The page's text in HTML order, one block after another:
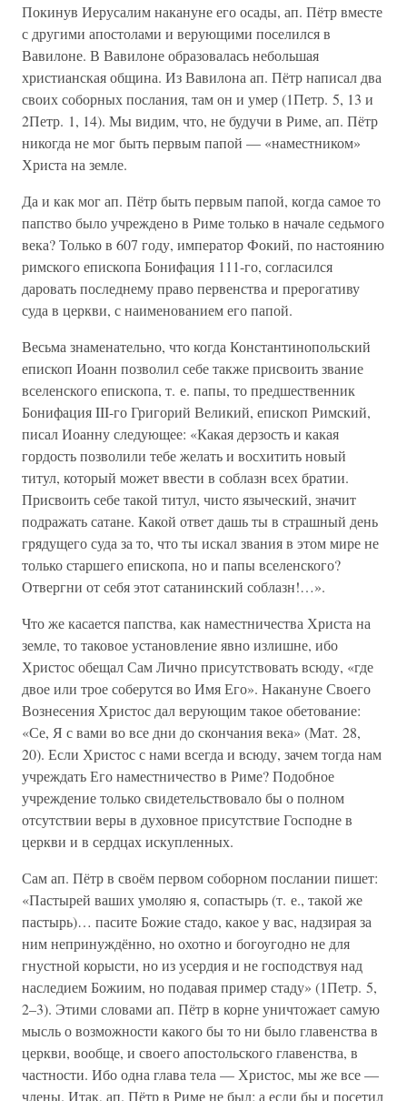
Покинув Иерусалим накануне его осады, ап. Пётр вместе
с другими апостолами и верующими поселился в
Вавилоне. В Вавилоне образовалась небольшая
христианская община. Из Вавилона ап. Пётр написал два
своих соборных послания, там он и умер (1Петр. 5, 13 и
2Петр. 1, 14). Мы видим, что, не будучи в Риме, ап. Пётр
никогда не мог быть первым папой — «наместником»
Христа на земле.
Да и как мог ап. Пётр быть первым папой, когда самое то
папство было учреждено в Риме только в начале седьмого
века? Только в 607 году, император Фокий, по настоянию
римского епископа Бонифация 111-го, согласился
даровать последнему право первенства и прерогативу
суда в церкви, с наименованием его папой.
Весьма знаменательно, что когда Константинопольский
епископ Иоанн позволил себе также присвоить звание
вселенского епископа, т. е. папы, то предшественник
Бонифация III-го Григорий Великий, епископ Римский,
писал Иоанну следующее: «Какая дерзость и какая
гордость позволили тебе желать и восхитить новый
титул, который может ввести в соблазн всех братии.
Присвоить себе такой титул, чисто языческий, значит
подражать сатане. Какой ответ дашь ты в страшный день
грядущего суда за то, что ты искал звания в этом мире не
только старшего епископа, но и папы вселенского?
Отвергни от себя этот сатанинский соблазн!…».
Что же касается папства, как наместничества Христа на
земле, то таковое установление явно излишне, ибо
Христос обещал Сам Лично присутствовать всюду, «где
двое или трое соберутся во Имя Его». Накануне Своего
Вознесения Христос дал верующим такое обетование:
«Се, Я с вами во все дни до скончания века» (Мат. 28,
20). Если Христос с нами всегда и всюду, зачем тогда нам
учреждать Его наместничество в Риме? Подобное
учреждение только свидетельствовало бы о полном
отсутствии веры в духовное присутствие Господне в
церкви и в сердцах искупленных.
Сам ап. Пётр в своём первом соборном послании пишет:
«Пастырей ваших умоляю я, сопастырь (т. е., такой же
пастырь)… пасите Божие стадо, какое у вас, надзирая за
ним непринуждённо, но охотно и богоугодно не для
гнустной корысти, но из усердия и не господствуя над
наследием Божиим, но подавая пример стаду» (1Петр. 5,
2–3). Этими словами ап. Пётр в корне уничтожает самую
мысль о возможности какого бы то ни было главенства в
церкви, вообще, и своего апостольского главенства, в
частности. Ибо одна глава тела — Христос, мы же все —
члены. Итак, ап. Пётр в Риме не был; а если бы и посетил